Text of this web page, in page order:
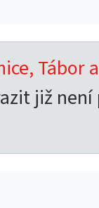
Tábor
již není